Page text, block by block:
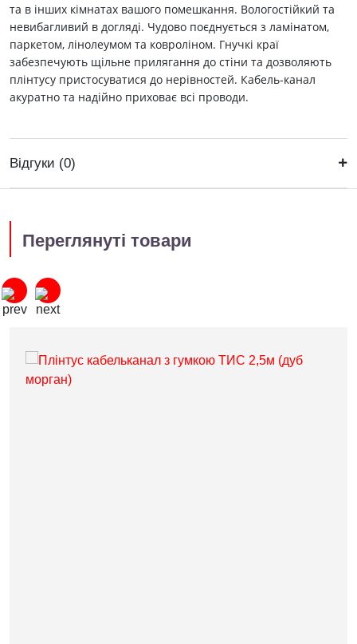
та в інших кімнатах вашого помешкання. Вологостійкий та
невибагливий в догляді. Чудово поєднується з ламінатом,
паркетом, лінолеумом та ковроліном. Гнучкі краї
забезпечують щільне прилягання до стіни та дозволяють
плінтусу пристосуватися до нерівностей. Кабель-канал
акуратно та надійно приховає всі проводи.
Відгуки (0)
Переглянуті товари